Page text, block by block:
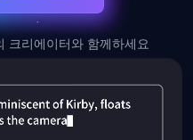
크리에이터와 함께하세요
2.0
기에 있습니다.
느 때보다 창의적으로.